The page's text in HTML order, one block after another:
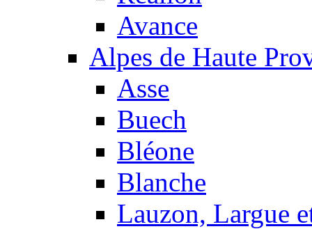
Avance
Alpes de Haute
Asse
Buech
Bléone
Blanche
Lauzon, Largue